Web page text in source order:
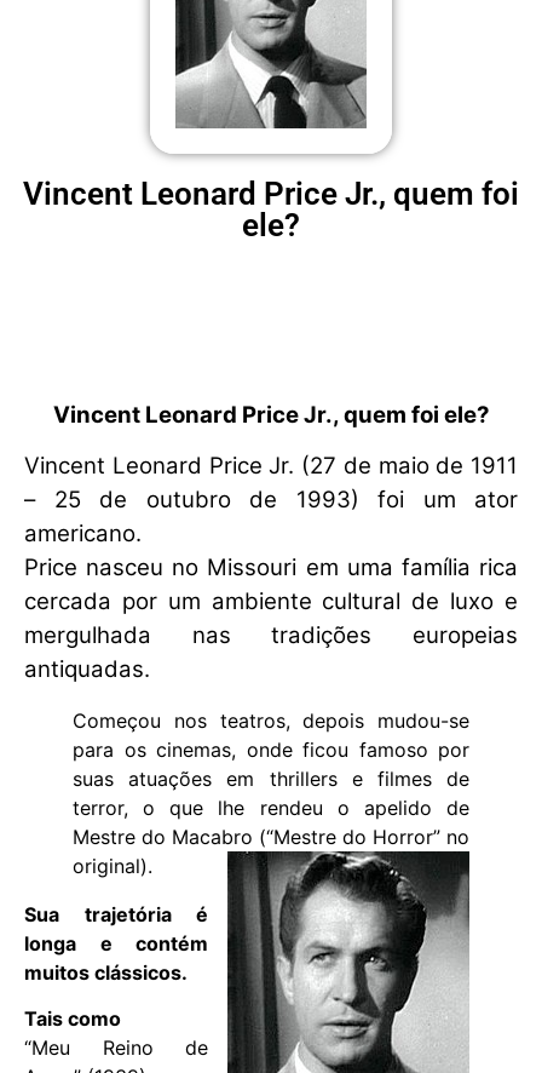
Vincent Leonard Price Jr., quem foi
ele?
Vincent Leonard Price Jr., quem foi ele?
Vincent Leonard Price Jr. (27 de maio de 1911
– 25 de outubro de 1993) foi um ator
americano.
Price nasceu no Missouri em uma família rica
cercada por um ambiente cultural de luxo e
mergulhada nas tradições europeias
antiquadas.
Começou nos teatros, depois mudou-se
para os cinemas, onde ficou famoso por
suas atuações em thrillers e filmes de
terror, o que lhe rendeu o apelido de
Mestre do Macabro (“Mestre do Horror” no
original).
Sua trajetória é
longa e contém
muitos clássicos.
Tais como
“Meu Reino de